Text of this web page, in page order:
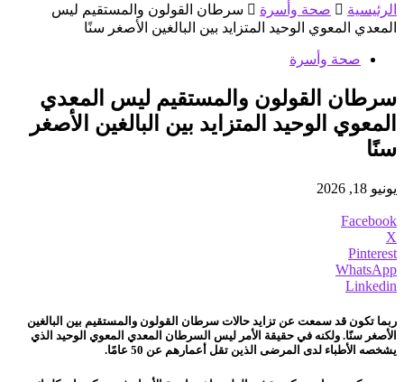
الرئيسية صحة وأسرة
سرطان القولون والمستقيم ليس
المعدي المعوي الوحيد المتزايد بين البالغين الأصغر سنًا
صحة وأسرة
سرطان القولون والمستقيم ليس المعدي
المعوي الوحيد المتزايد بين البالغين الأصغر
سنًا
يونيو 18, 2026
Facebook
X
Pinterest
WhatsApp
Linkedin
ربما تكون قد سمعت عن تزايد حالات سرطان القولون والمستقيم بين البالغين
الأصغر سنًا. ولكنه في حقيقة الأمر ليس السرطان المعدي المعوي الوحيد الذي
يشخصه الأطباء لدى المرضى الذين تقل أعمارهم عن 50 عامًا.